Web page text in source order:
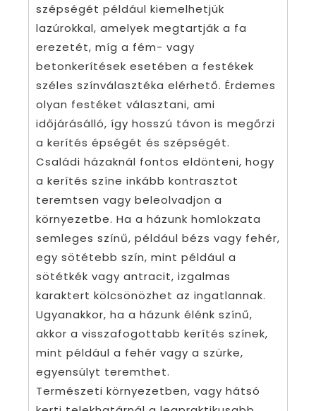
szépségét például kiemelhetjük
lazúrokkal, amelyek megtartják a fa
erezetét, míg a fém- vagy
betonkerítések esetében a festékek
széles színválasztéka elérhető. Érdemes
olyan festéket választani, ami
időjárásálló, így hosszú távon is megőrzi
a kerítés épségét és szépségét.
Családi házaknál fontos eldönteni, hogy
a kerítés színe inkább kontrasztot
teremtsen vagy beleolvadjon a
környezetbe. Ha a házunk homlokzata
semleges színű, például bézs vagy fehér,
egy sötétebb szín, mint például a
sötétkék vagy antracit, izgalmas
karaktert kölcsönözhet az ingatlannak.
Ugyanakkor, ha a házunk élénk színű,
akkor a visszafogottabb kerítés színek,
mint például a fehér vagy a szürke,
egyensúlyt teremthet.
Természeti környezetben, vagy hátsó